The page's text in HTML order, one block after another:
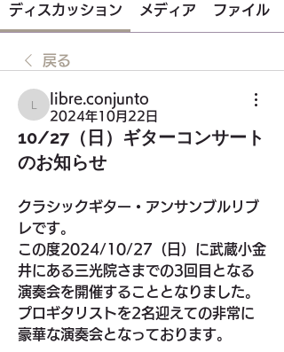
ディスカッション メディア ファイル
戻る
libre.conjunto
libre.conjunto
2024年10月22日
10/27（日）ギターコンサート
のお知らせ
クラシックギター・アンサンブルリブ
レです。
この度2024/10/27（日）に武蔵小金
井にある三光院さまでの3回目となる
演奏会を開催することとなりました。
プロギタリストを2名迎えての非常に
豪華な演奏会となっております。